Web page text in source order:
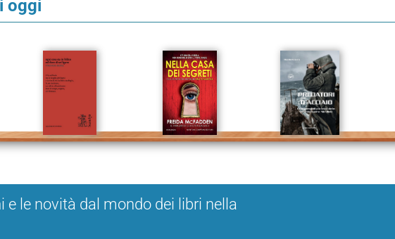
oggi
e le novità dal mondo dei libri nella